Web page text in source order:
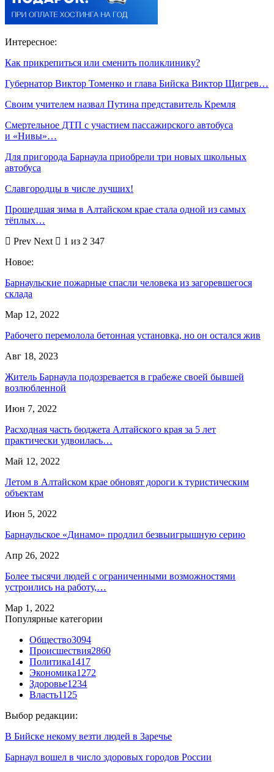
Интересное:
Как прикрепиться или сменить поликлинику?
Губернатор Виктор Томенко и глава Бийска Виктор Щигрев…
Своим учителем назвал Путина представитель Кремля
Смертельное ДТП с участием пассажирского автобуса
и «Нивы»…
Для пригорода Барнаула приобрели три новых школьных
автобуса
Славгородцы в числе лучших!
Прошедшая зима в Алтайском крае стала одной из самых
тёплых…
Prev Next
1 из 2 347
Новое:
Барнаульские пожарные спасли человека из загоревшегося
склада
Мар 12, 2022
Рабочего перемолола бетонная установка, но он остался жив
Авг 18, 2023
Житель Барнаула подозревается в грабеже своей бывшей
возлюбленной
Июн 7, 2022
Расходная часть бюджета Алтайского края за 5 лет
практически удвоилась…
Май 12, 2022
Летом в Алтайском крае обновят дороги к туристическим
объектам
Июн 5, 2022
Барнаульское «Динамо» продлил безвыигрышную серию
Апр 26, 2022
Более тысячи людей с ограниченными возможностями
устроились на работу,…
Мар 1, 2022
Популярные категории
Общество3094
Происшествия2860
Политика1417
Экономика1272
Здоровье1234
Власть1125
Выбор редакции:
В Бийске некому везти людей в Заречье
Барнаул вошел в число здоровых городов России